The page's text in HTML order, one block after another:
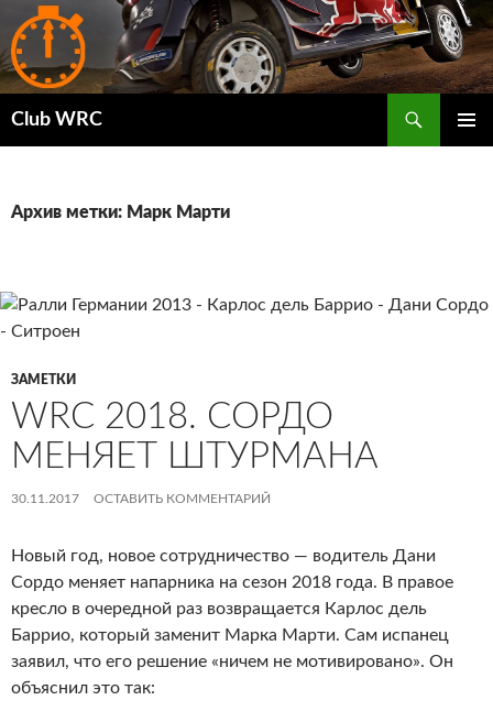
Club WRC
Архив метки: Марк Марти
ЗАМЕТКИ
WRC 2018. СОРДО
МЕНЯЕТ ШТУРМАНА
30.11.2017 ОСТАВИТЬ КОММЕНТАРИЙ
Новый год, новое сотрудничество — водитель Дани
Сордо меняет напарника на сезон 2018 года. В правое
кресло в очередной раз возвращается Карлос дель
Баррио, который заменит Марка Марти. Сам испанец
заявил, что его решение «ничем не мотивировано». Он
объяснил это так: